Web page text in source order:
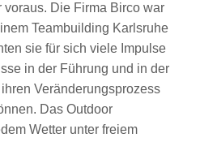
Die Firma Birco war
Teambuilding Karlsruhe
sie für sich viele Impulse
in der Führung und in der
Veränderungsprozess
Das Outdoor
Wetter unter freiem